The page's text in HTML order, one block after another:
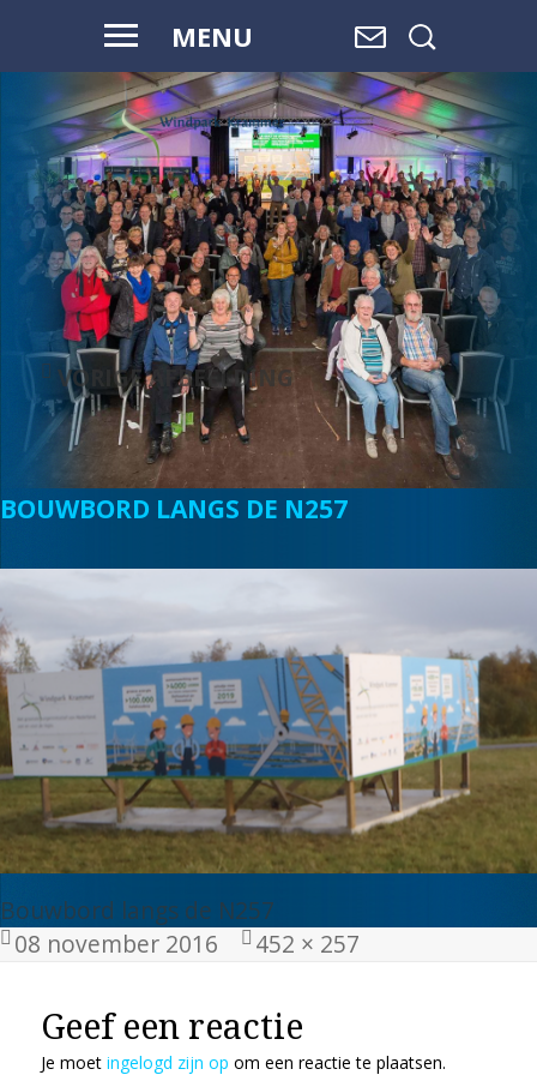
MENU
VOOR HAAR
EN ONZE
TOEKOMST
VORIGE AFBEELDING
BOUWBORD LANGS DE N257
Bouwbord langs de N257
Geplaatst
08 november 2016
Volledige
452 × 257
Geef een reactie
Je moetingelogd zijn op om een reactie te plaatsen.